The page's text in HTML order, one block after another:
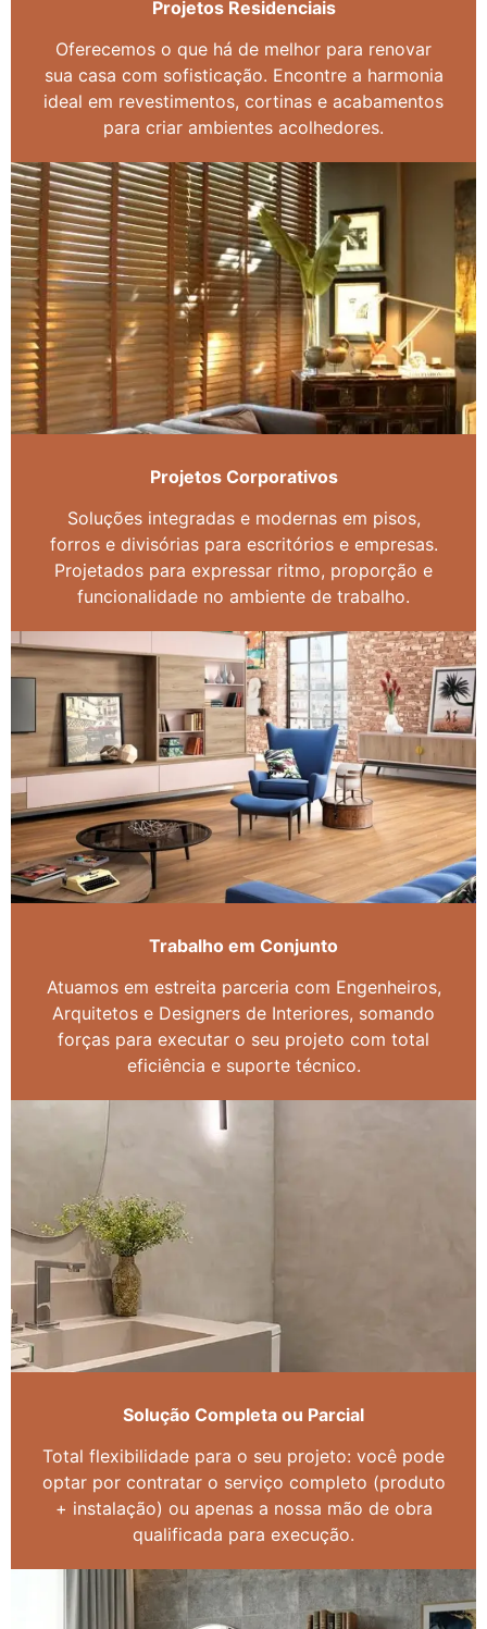
Projetos Residenciais
Oferecemos o que há de melhor para renovar
sua casa com sofisticação. Encontre a harmonia
ideal em revestimentos, cortinas e acabamentos
para criar ambientes acolhedores.
Projetos Corporativos
Soluções integradas e modernas em pisos,
forros e divisórias para escritórios e empresas.
Projetados para expressar ritmo, proporção e
funcionalidade no ambiente de trabalho.
Trabalho em Conjunto
Atuamos em estreita parceria com Engenheiros,
Arquitetos e Designers de Interiores, somando
forças para executar o seu projeto com total
eficiência e suporte técnico.
Solução Completa ou Parcial
Total flexibilidade para o seu projeto: você pode
optar por contratar o serviço completo (produto
+ instalação) ou apenas a nossa mão de obra
qualificada para execução.